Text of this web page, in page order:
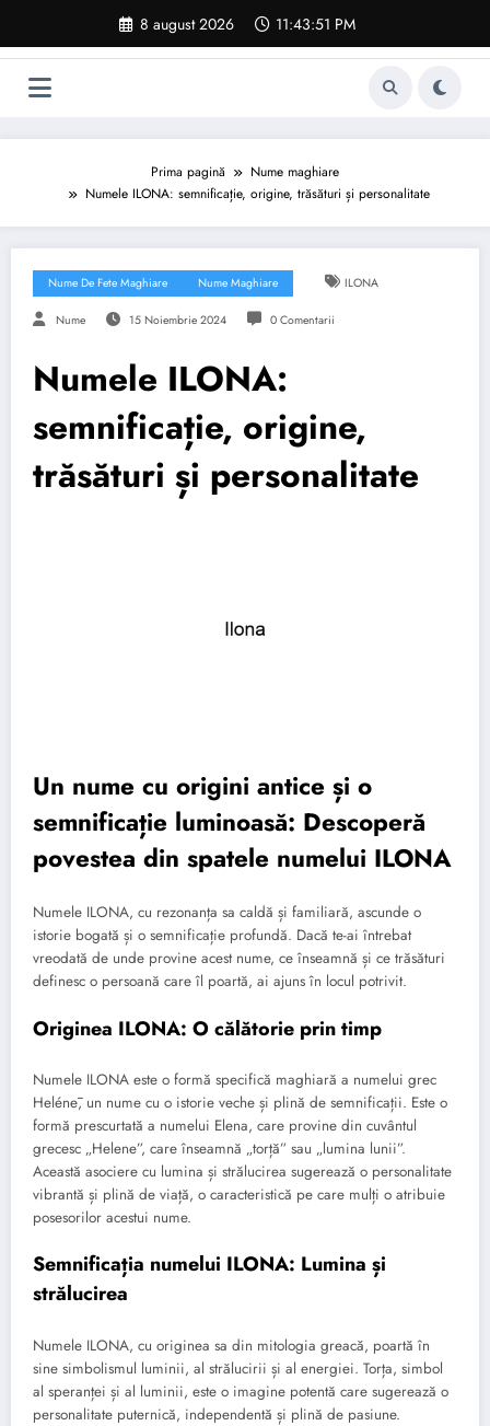
conținut
8 august 2026 11:43:52 PM
Prima pagină
Nume maghiare
Numele ILONA: semnificație, origine, trăsături și personalitate
Nume De Fete Maghiare Nume Maghiare ILONA
Nume 15 Noiembrie 2024 0 Comentarii
Numele ILONA:
semnificație, origine,
trăsături și personalitate
Un nume cu origini antice și o
semnificație luminoasă: Descoperă
povestea din spatele numelui ILONA
Numele ILONA, cu rezonanța sa caldă și familiară, ascunde o
istorie bogată și o semnificație profundă. Dacă te-ai întrebat
vreodată de unde provine acest nume, ce înseamnă și ce trăsături
definesc o persoană care îl poartă, ai ajuns în locul potrivit.
Originea ILONA: O călătorie prin timp
Numele ILONA este o formă specifică maghiară a numelui grec
Helénē, un nume cu o istorie veche și plină de semnificații. Este o
formă prescurtată a numelui Elena, care provine din cuvântul
grecesc „Helene”, care înseamnă „torță” sau „lumina lunii”.
Această asociere cu lumina și strălucirea sugerează o personalitate
vibrantă și plină de viață, o caracteristică pe care mulți o atribuie
posesorilor acestui nume.
Semnificația numelui ILONA: Lumina și
strălucirea
Numele ILONA, cu originea sa din mitologia greacă, poartă în
sine simbolismul luminii, al strălucirii și al energiei. Torța, simbol
al speranței și al luminii, este o imagine potentă care sugerează o
personalitate puternică, independentă și plină de pasiune.